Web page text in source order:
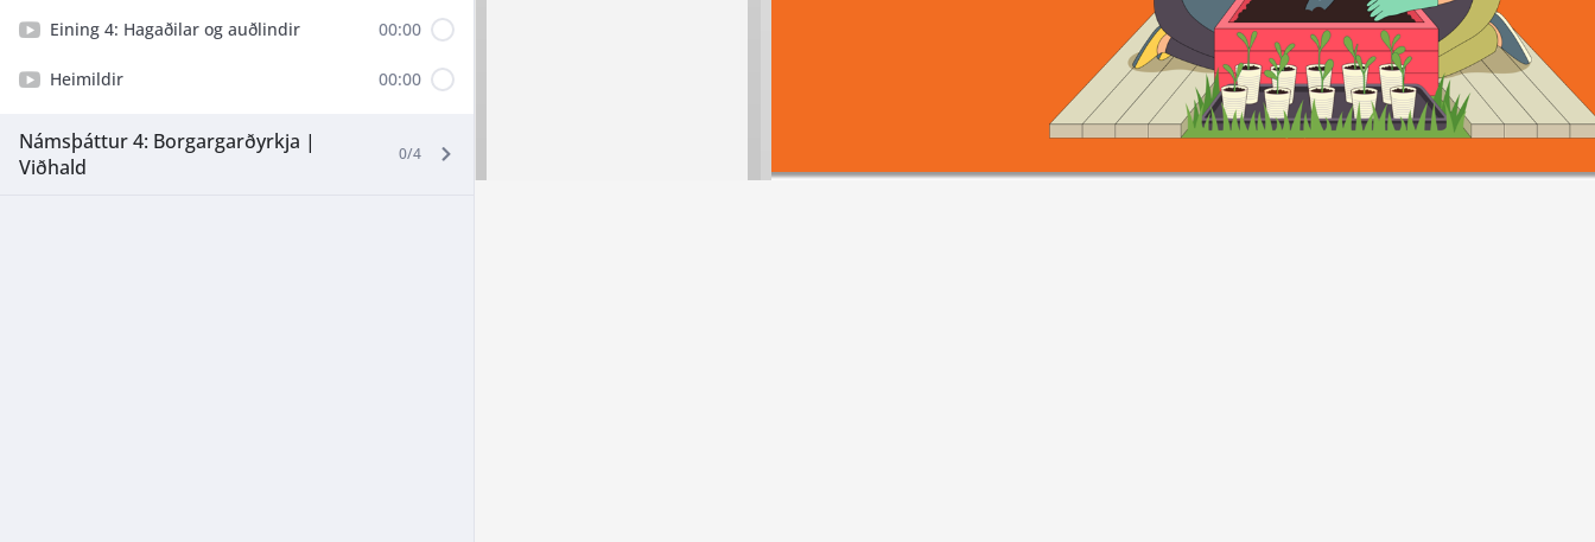
Eining 4: Hagaðilar og auðlindir 00:00
Heimildir 00:00
Námsþáttur 4: Borgargarðyrkja |
Viðhald
0/4